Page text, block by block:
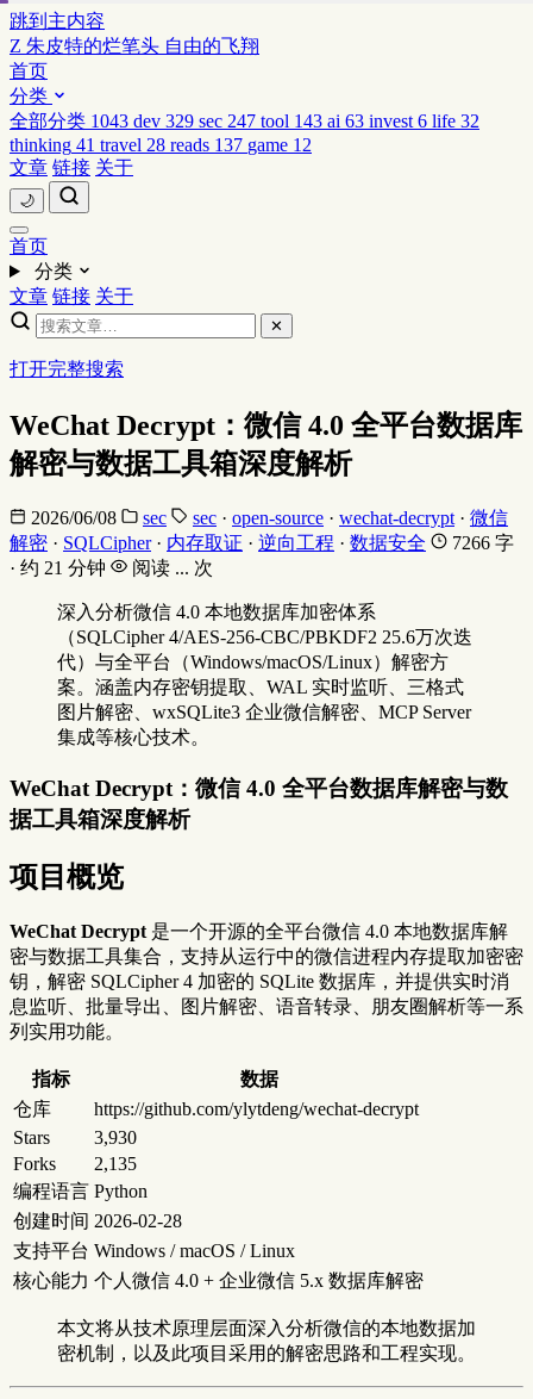
跳到主内容
Z 朱皮特的烂笔头 自由的飞翔
首页
分类
全部分类 1043 dev 329 sec 247 tool 143 ai 63 invest 6 life 32
thinking 41 travel 28 reads 137 game 12
文章 链接 关于
🌙
首页
分类
文章 链接 关于
✕
打开完整搜索
WeChat Decrypt：微信 4.0 全平台数据库
解密与数据工具箱深度解析
2026/06/08 sec sec · open-source · wechat-decrypt · 微信
解密 · SQLCipher· 内存取证 · 逆向工程 · 数据安全
7266 字
· 约 21 分钟
阅读 ... 次
深入分析微信 4.0 本地数据库加密体系
（SQLCipher 4/AES-256-CBC/PBKDF2 25.6万次迭
代）与全平台（Windows/macOS/Linux）解密方
案。涵盖内存密钥提取、WAL 实时监听、三格式
图片解密、wxSQLite3 企业微信解密、MCP Server
集成等核心技术。
WeChat Decrypt：微信 4.0 全平台数据库解密与数
据工具箱深度解析
项目概览
WeChat Decrypt 是一个开源的全平台微信 4.0 本地数据库解
密与数据工具集合，支持从运行中的微信进程内存提取加密密
钥，解密 SQLCipher 4 加密的 SQLite 数据库，并提供实时消
息监听、批量导出、图片解密、语音转录、朋友圈解析等一系
列实用功能。
指标
数据
仓库
https://github.com/ylytdeng/wechat-decrypt
Stars
3,930
Forks
2,135
编程语言 Python
创建时间 2026-02-28
支持平台 Windows / macOS / Linux
核心能力 个人微信 4.0 + 企业微信 5.x 数据库解密
本文将从技术原理层面深入分析微信的本地数据加
密机制，以及此项目采用的解密思路和工程实现。